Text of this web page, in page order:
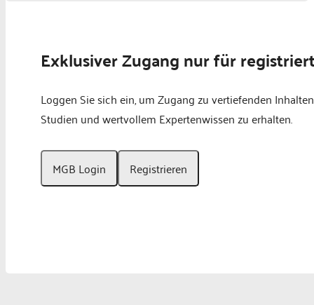
Exklusiver Zugang nur für
Loggen Sie sich ein, um Zugang zu vertiefenden
Studien und wertvollem Expertenwissen zu erhalten.
MGB Login Registrieren